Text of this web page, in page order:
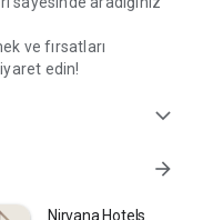
ve fırsatları
edin!
expand_more
arrow_forward
Nirvana Hotels